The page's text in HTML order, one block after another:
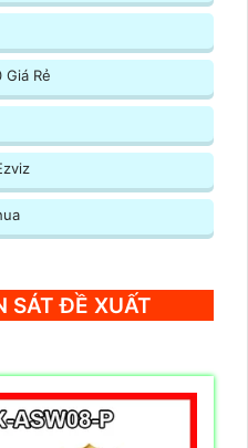
Rẻ
SÁT ĐỀ XUẤT